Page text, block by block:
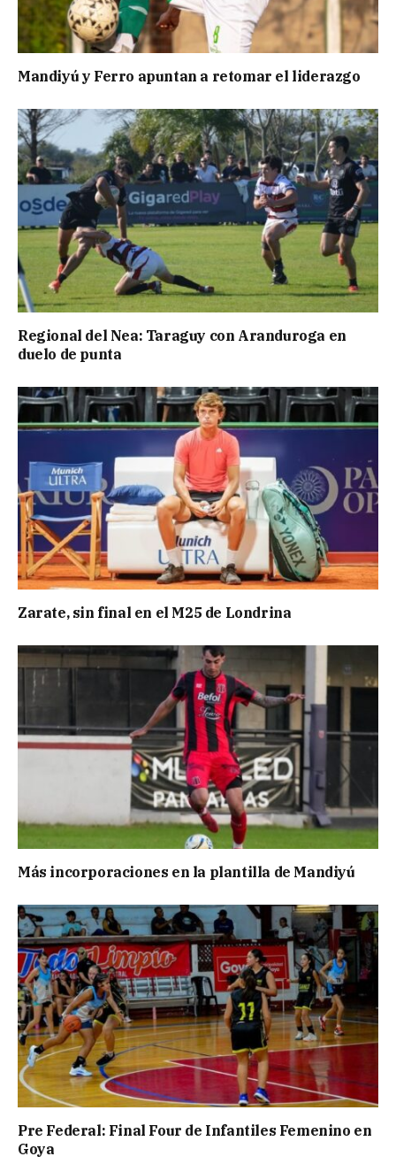
Mandiyú y Ferro apuntan a retomar el liderazgo
Regional del Nea: Taraguy con Aranduroga en
duelo de punta
Zarate, sin final en el M25 de Londrina
Más incorporaciones en la plantilla de Mandiyú
Pre Federal: Final Four de Infantiles Femenino en
Goya